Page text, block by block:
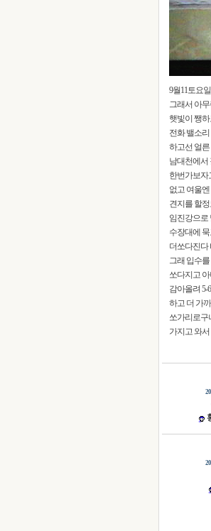
9월11토요
그래서 아
햇빛이 쨍
전화 밸소
하고선 얼
남대천에서
한번가보자
없고 여울
견지를 할
임진강으로
수장대에
더쏘다진다
그래 입수
쏘다지고
감아올려 5-
하고 더 가
쏘가리로구
가지고 와서